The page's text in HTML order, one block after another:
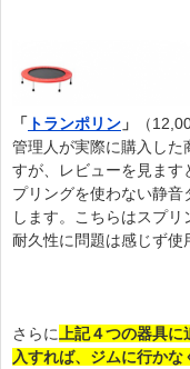
「 トランポリン 」
（
管理人が実際に購入した
すが、レビューを見ます
プリングを使わない静音
します。こちらはスプ
耐久性に問題は感じず使
さらに
上記４つの器具
入すれば、ジムに行か